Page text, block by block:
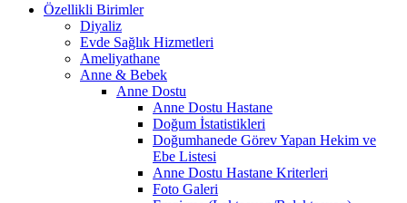
Özellikli Birimler
Diyaliz
Evde Sağlık Hizmetleri
Ameliyathane
Anne & Bebek
Anne Dostu
Anne Dostu Hastane
Doğum İstatistikleri
Doğumhanede Görev Yapan Hekim ve
Ebe Listesi
Anne Dostu Hastane Kriterleri
Foto Galeri